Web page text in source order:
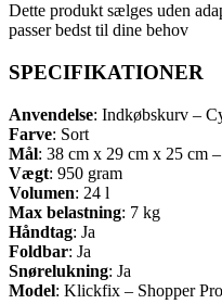
Dette produkt sælges uden
passer bedst til dine behov
SPECIFIKATIONER
Anvendelse: Indkøbskurv –
Farve: Sort
Mål: 38 cm x 29 cm x 25 cm
Vægt: 950 gram
Volumen: 24 l
Max belastning: 7 kg
Håndtag: Ja
Foldbar: Ja
Snørelukning: Ja
Model: Klickfix – Shopper